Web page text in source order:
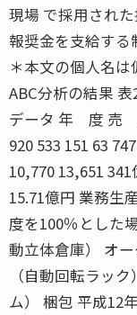
現場 で採用され
報奨金を支給する
＊本文の個人名
ABC分析の結果
データ 年 度 売
920 533 151 63
10,770 13,651
15.71億円 業務生
度を100％とした
動立体倉庫） オ
（自動回転ラッ
ム） 梱包 平成12